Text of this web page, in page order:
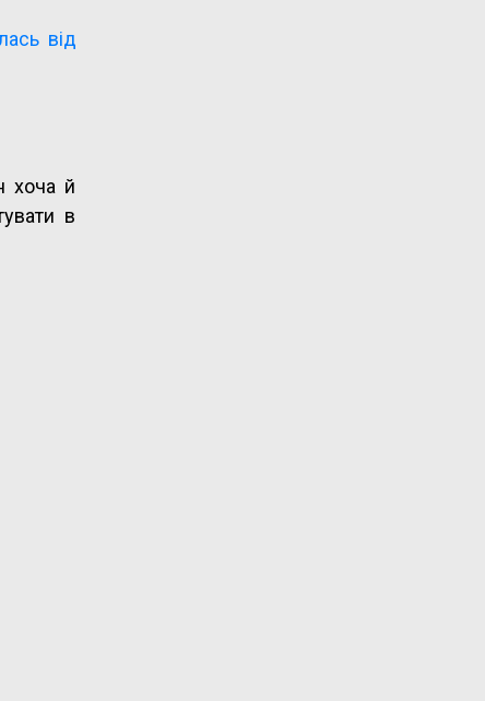
від
хоча й
в